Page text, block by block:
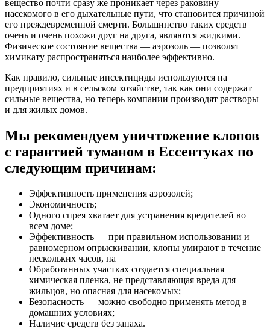
вещество почти сразу же проникает через раковину
насекомого в его дыхательные пути, что становится причиной
его преждевременной смерти. Большинство таких средств
очень и очень похожи друг на друга, являются жидкими.
Физическое состояние вещества — аэрозоль — позволят
химикату распространяться наиболее эффективно.
Как правило, сильные инсектициды используются на
предприятиях и в сельском хозяйстве, так как они содержат
сильные вещества, но теперь компании производят растворы
и для жилых домов.
Мы рекомендуем уничтожение клопов
с гарантией туманом в Ессентуках по
следующим причинам:
Эффективность применения аэрозолей;
Экономичность;
Одного спрея хватает для устранения вредителей во
всем доме;
Эффективность — при правильном использовании и
равномерном опрыскивании, клопы умирают в течение
нескольких часов, на
Обработанных участках создается специальная
химическая пленка, не представляющая вреда для
жильцов, но опасная для насекомых;
Безопасность — можно свободно применять метод в
домашних условиях;
Наличие средств без запаха.